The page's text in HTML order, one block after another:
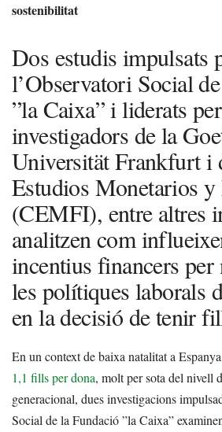
sostenibilitat
Dos estudis impulsats
l’Observatori Social
”la Caixa” i liderats per
investigadors de la
Universität Frankfurt i
Estudios Monetarios y
(CEMFI), entre altres
analitzen com
incentius financers
les polítiques laborals
en la decisió de tenir
En un context de baixa natalitat a
1,1 fills per dona, molt per sota del nivell
generacional, dues investigacions
Social de la Fundació ”la Caixa”